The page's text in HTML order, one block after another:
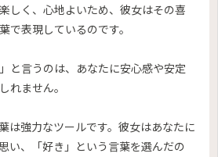
しく、心地よいため、彼女はその喜
で表現しているのです。
と言うのは、あなたに安心感や安定
れません。
は強力なツールです。彼女はあなたに
い、「好き」という言葉を選んだの